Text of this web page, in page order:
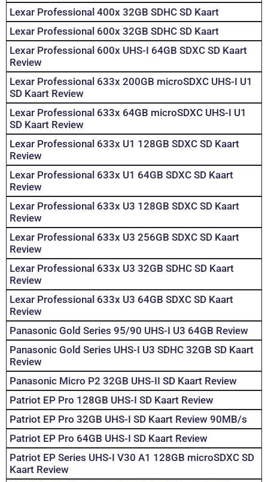
Lexar Professional 400x 32GB SDHC SD Kaart
Lexar Professional 600x 32GB SDHC SD Kaart
Lexar Professional 600x UHS-I 64GB SDXC SD Kaart
Review
Lexar Professional 633x 200GB microSDXC UHS-I U1
SD Kaart Review
Lexar Professional 633x 64GB microSDXC UHS-I U1
SD Kaart Review
Lexar Professional 633x U1 128GB SDXC SD Kaart
Review
Lexar Professional 633x U1 64GB SDXC SD Kaart
Review
Lexar Professional 633x U3 128GB SDXC SD Kaart
Review
Lexar Professional 633x U3 256GB SDXC SD Kaart
Review
Lexar Professional 633x U3 32GB SDHC SD Kaart
Review
Lexar Professional 633x U3 64GB SDXC SD Kaart
Review
Panasonic Gold Series 95/90 UHS-I U3 64GB Review
Panasonic Gold Series UHS-I U3 SDHC 32GB SD Kaart
Review
Panasonic Micro P2 32GB UHS-II SD Kaart Review
Patriot EP Pro 128GB UHS-I SD Kaart Review
Patriot EP Pro 32GB UHS-I SD Kaart Review 90MB/s
Patriot EP Pro 64GB UHS-I SD Kaart Review
Patriot EP Series UHS-I V30 A1 128GB microSDXC SD
Kaart Review